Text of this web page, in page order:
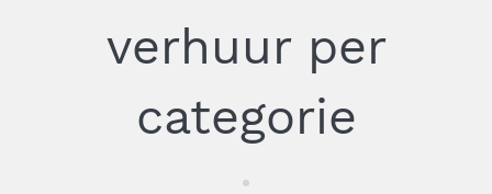
verhuur per
categorie